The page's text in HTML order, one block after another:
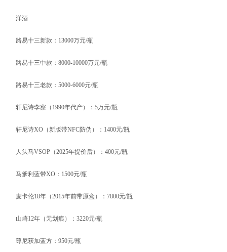
洋酒
路易十三新款：13000万元/瓶
路易十三中款：8000-10000万元/瓶
路易十三老款：5000-6000元/瓶
轩尼诗李察（1990年代产）：5万元/瓶
轩尼诗XO（新版带NFC防伪）：1400元/瓶
人头马VSOP（2025年提价后）：400元/瓶
马爹利蓝带XO：1500元/瓶
麦卡伦18年（2015年前带原盒）：7800元/瓶
山崎12年（无划痕）：3220元/瓶
尊尼获加蓝方：950元/瓶